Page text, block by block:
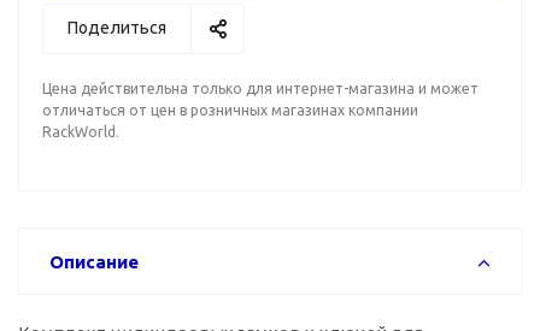
Поделиться
Цена действительна только для интернет-магазина и может
отличаться от цен в розничных магазинах компании
RackWorld.
Описание